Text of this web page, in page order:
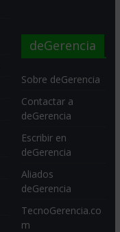
deGerencia
Sobre deGerencia
Contactar a
deGerencia
Escribir en
deGerencia
Aliados
deGerencia
TecnoGerencia.co
m